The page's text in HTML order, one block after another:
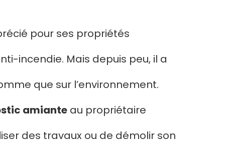
pour ses propriétés
incendie. Mais depuis peu, il a
que sur l’environnement.
amiante au propriétaire
des travaux ou de démolir son